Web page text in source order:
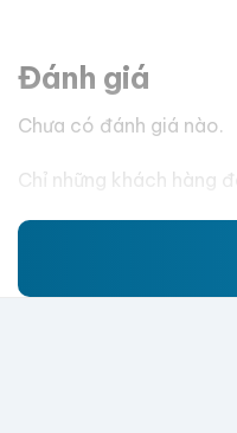
Đánh giá
Chưa có đánh giá nào.
Chỉ những khách hàng